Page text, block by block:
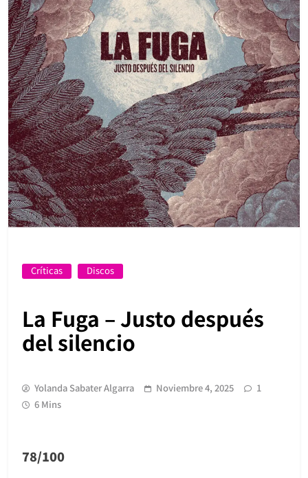
Críticas Discos
La Fuga – Justo después
del silencio
Yolanda Sabater Algarra Noviembre 4, 2025
1
6 Mins
78/100